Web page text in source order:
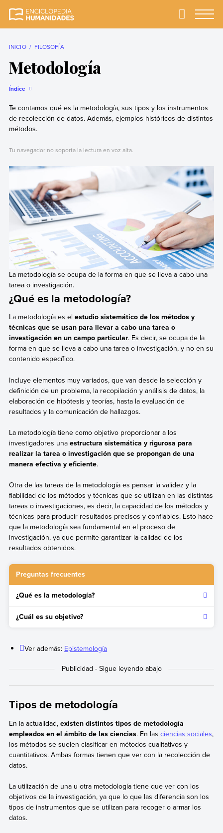
completa y más
Primary
INICIO FILOSOFÍA
Metodología
Índice
Te contamos qué es la metodología, sus tipos y los instrumentos
de recolección de datos. Además, ejemplos históricos de distintos
métodos.
Tu navegador no soporta la lectura en voz alta.
La metodología se ocupa de la forma en que se lleva a cabo una
tarea o investigación.
¿Qué es la metodología?
La metodología es el estudio sistemático de los métodos y
técnicas que se usan para llevar a cabo una tarea o
investigación en un campo particular. Es decir, se ocupa de la
forma en que se lleva a cabo una tarea o investigación, y no en su
contenido específico.
Incluye elementos muy variados, que van desde la selección y
definición de un problema, la recopilación y análisis de datos, la
elaboración de hipótesis y teorías, hasta la evaluación de
resultados y la comunicación de hallazgos.
La metodología tiene como objetivo proporcionar a los
investigadores unaestructura sistemática y rigurosa para
realizar la tarea o investigación que se propongan de una
manera efectiva y eficiente.
Otra de las tareas de la metodología es pensar la validez y la
fiabilidad de los métodos y técnicas que se utilizan en las distintas
tareas o investigaciones, es decir, la capacidad de los métodos y
técnicas para producir resultados precisos y confiables. Esto hace
que la metodología sea fundamental en el proceso de
investigación, ya que permite garantizar la calidad de los
resultados obtenidos.
Preguntas frecuentes
¿Qué es la metodología?
investigaciones científicas.
¿Cuál es su objetivo?
investigar un tema determinado. También ayuda a pensar la
fiabilidad de los métodos, así como su capacidad para
producir resultados precisos y confiables.
Ver además: Epistemología
Tipos de metodología
En la actualidad, existen distintos tipos de metodología
empleados en el ámbito de las ciencias. En las ciencias sociales,
los métodos se suelen clasificar en métodos cualitativos y
cuantitativos. Ambas formas tienen que ver con la recolección de
datos.
La utilización de una u otra metodología tiene que ver con los
objetivos de la investigación, ya que lo que las diferencia son los
tipos de instrumentos que se utilizan para recoger o armar los
datos.